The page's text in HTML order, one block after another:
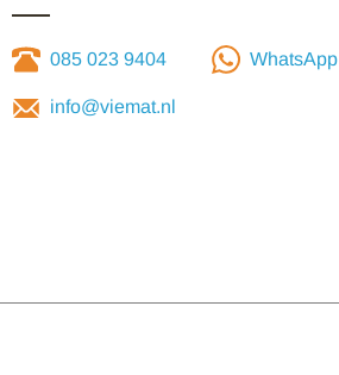
085 023 9404 WhatsApp
info@viemat.nl